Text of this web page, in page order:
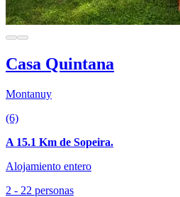
Casa Quintana
Montanuy
(6)
A 15.1 Km de Sopeira.
Alojamiento entero
2 - 22 personas